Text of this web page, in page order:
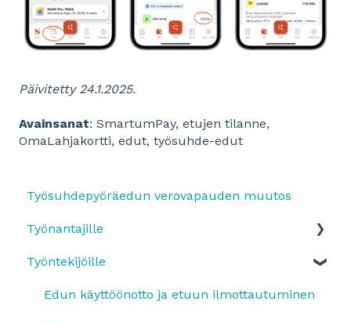
Päivitetty 24.1.2025.
Avainsanat: SmartumPay, etujen tilanne,
OmaLahjakortti, edut, työsuhde-edut
Työsuhdepyöräedun verovapauden muutos
Työnantajille
Yleistä
SmartumPlus
Työntekijöille
Edun käyttöönotto ja etuun ilmottautuminen